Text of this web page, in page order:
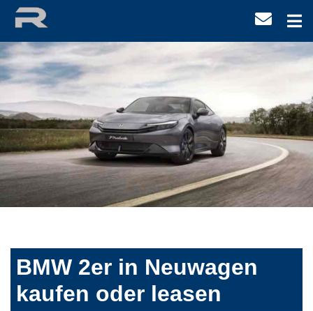
BMW 2er in Neuwagen
kaufen oder leasen